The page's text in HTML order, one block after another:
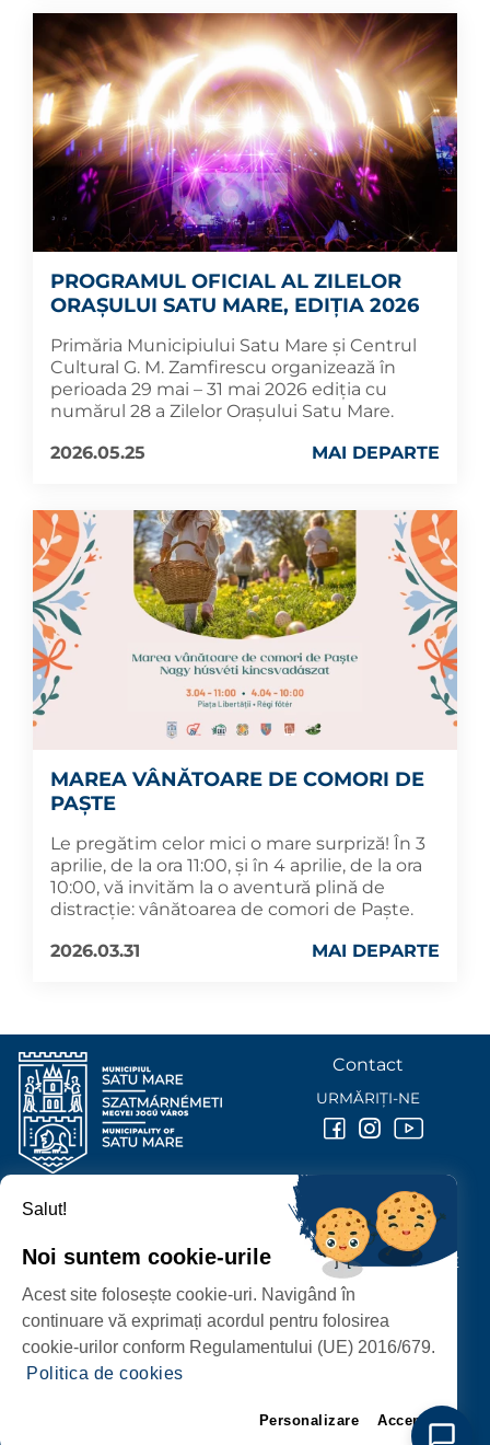
PROGRAMUL OFICIAL AL ZILELOR
ORAȘULUI SATU MARE, EDIȚIA 2026
Primăria Municipiului Satu Mare și Centrul
Cultural G. M. Zamfirescu organizează în
perioada 29 mai – 31 mai 2026 ediția cu
numărul 28 a Zilelor Orașului Satu Mare.
2026.05.25
MAI DEPARTE
MAREA VÂNĂTOARE DE COMORI DE
PAȘTE
Le pregătim celor mici o mare surpriză! În 3
aprilie, de la ora 11:00, și în 4 aprilie, de la ora
10:00, vă invităm la o aventură plină de
distracție: vânătoarea de comori de Paște.
2026.03.31
MAI DEPARTE
PROTECȚIA DATELOR PERSONALE
PRIMĂRIA MUNICIPIULUI
P-ȚA 25 OCTOMBRIE, NR. 1 CORP M, 440026 SATU MARE
Contact
URMĂRIȚI-NE
Salut!
Noi suntem cookie-urile
Acest site folosește cookie-uri. Navigând în
continuare vă exprimați acordul pentru folosirea
cookie-urilor conform Regulamentului (UE) 2016/679.
Politica de cookies
Personalizare Accept